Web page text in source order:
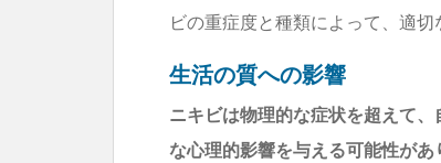
ビの重症度と種類によって、適切
生活の質への影響
ニキビは物理的な症状を超えて
な心理的影響を与える可能性があ